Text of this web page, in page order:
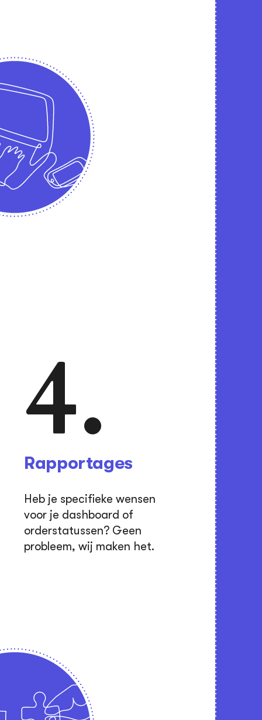
4.
Rapportages
Heb je specifieke wensen
voor je dashboard of
orderstatussen? Geen
probleem, wij maken het.